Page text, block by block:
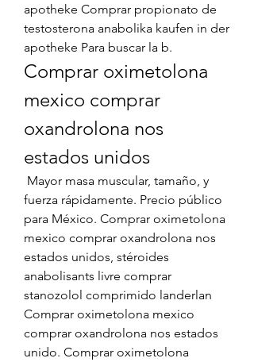
apotheke Comprar propionato de
testosterona anabolika kaufen in der
apotheke Para buscar la b.
Comprar oximetolona
mexico comprar
oxandrolona nos
estados unidos
fuerza rápidamente. Precio público
para México. Comprar oximetolona
mexico comprar oxandrolona nos
estados unidos, stéroides
anabolisants livre comprar
stanozolol comprimido landerlan
Comprar oximetolona mexico
comprar oxandrolona nos estados
unido. Comprar oximetolona